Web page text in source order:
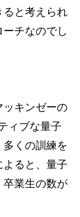
と考えられ
チなのでし
キンゼーの
ィブな量子
くの訓練を
ると、量子
卒業生の数が